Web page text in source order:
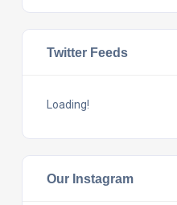
Twitter Feeds
Loading!
Our Instagram